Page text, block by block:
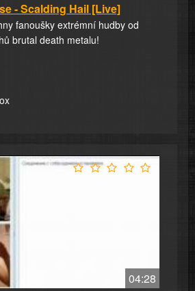
- Scalding Hail [Live]
fanoušky extrémní hudby od
brutal death metalu!
04:28